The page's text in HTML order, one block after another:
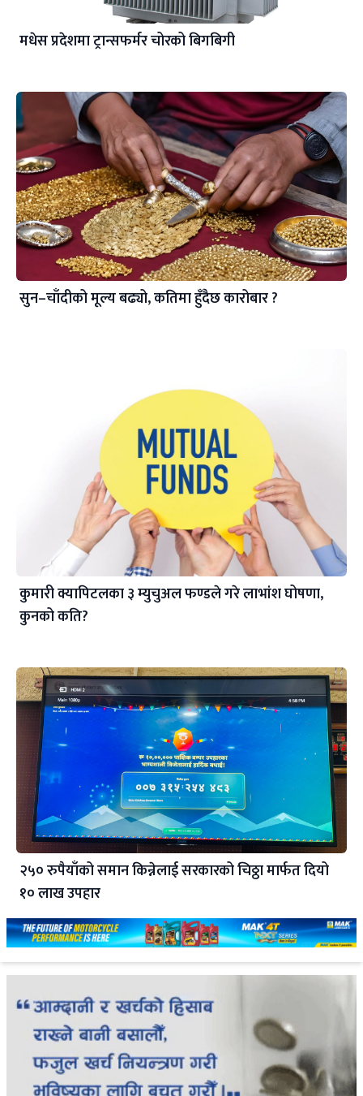
मधेस प्रदेशमा ट्रान्सफर्मर चोरको बिगबिगी
सुन–चाँदीको मूल्य बढ्यो, कतिमा हुँदैछ कारोबार ?
कुमारी क्यापिटलका ३ म्युचुअल फण्डले गरे लाभांश घोषणा,
कुनको कति?
२५० रुपैयाँको समान किन्नेलाई सरकारको चिठ्ठा मार्फत दियो
१० लाख उपहार